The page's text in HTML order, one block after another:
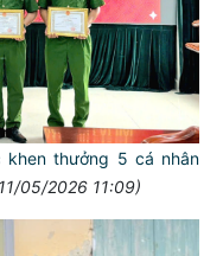
khen thưởng 5 cá nhân
05/2026 11:09)